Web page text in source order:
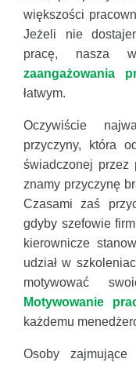
większości
Jeżeli nie
pracę, nasza
zaangażowania
łatwym.
Oczywiście
przyczyny, która
świadczonej przez
znamy przyczynę
Czasami zaś
gdyby szefowie
kierownicze
udział w
motywować
Motywowanie
każdemu
Osoby zajmujące